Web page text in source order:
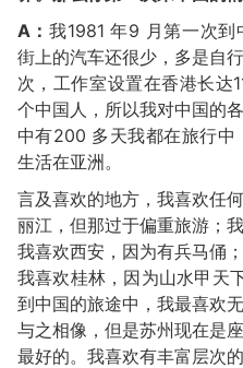
A：我1981 年9 月第一次
街上的汽车还很少，多是自
次，工作室设置在香港长达
个中国人，所以我对中国的
中有200 多天我都在旅行
生活在亚洲。
言及喜欢的地方，我喜欢任
丽江，但那过于偏重旅游；
我喜欢西安，因为有兵马俑
我喜欢桂林，因为山水甲天
到中国的旅途中，我最喜欢
与之相像，但是苏州现在是
最好的。我喜欢有丰富层次